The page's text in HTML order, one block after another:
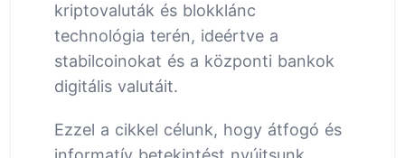
kriptovaluták és blokklánc
technológia terén, ideértve a
stabilcoinokat és a központi bankok
digitális valutáit.
Ezzel a cikkel célunk, hogy átfogó és